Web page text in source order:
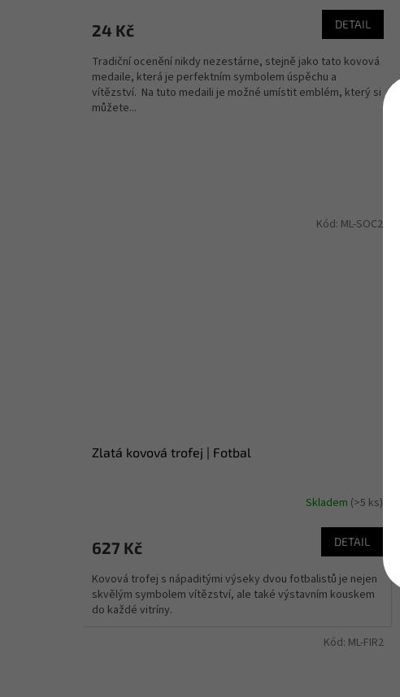
24 Kč DETAIL
Tradiční ocenění nikdy nezestárne, stejně jako tato kovová
medaile, která je perfektním symbolem úspěchu a
vítězství. Na tuto medaili je možné umístit emblém, který si
můžete...
Zlatá kovová trofej | Fotbal
Skladem (>5 ks)
627 Kč DETAIL
Kovová trofej s nápaditými výseky dvou fotbalistů je nejen
skvělým symbolem vítězství, ale také výstavním kouskem
do každé vitríny.
Kód: ML-SOC2
Kód: ML-FIR2